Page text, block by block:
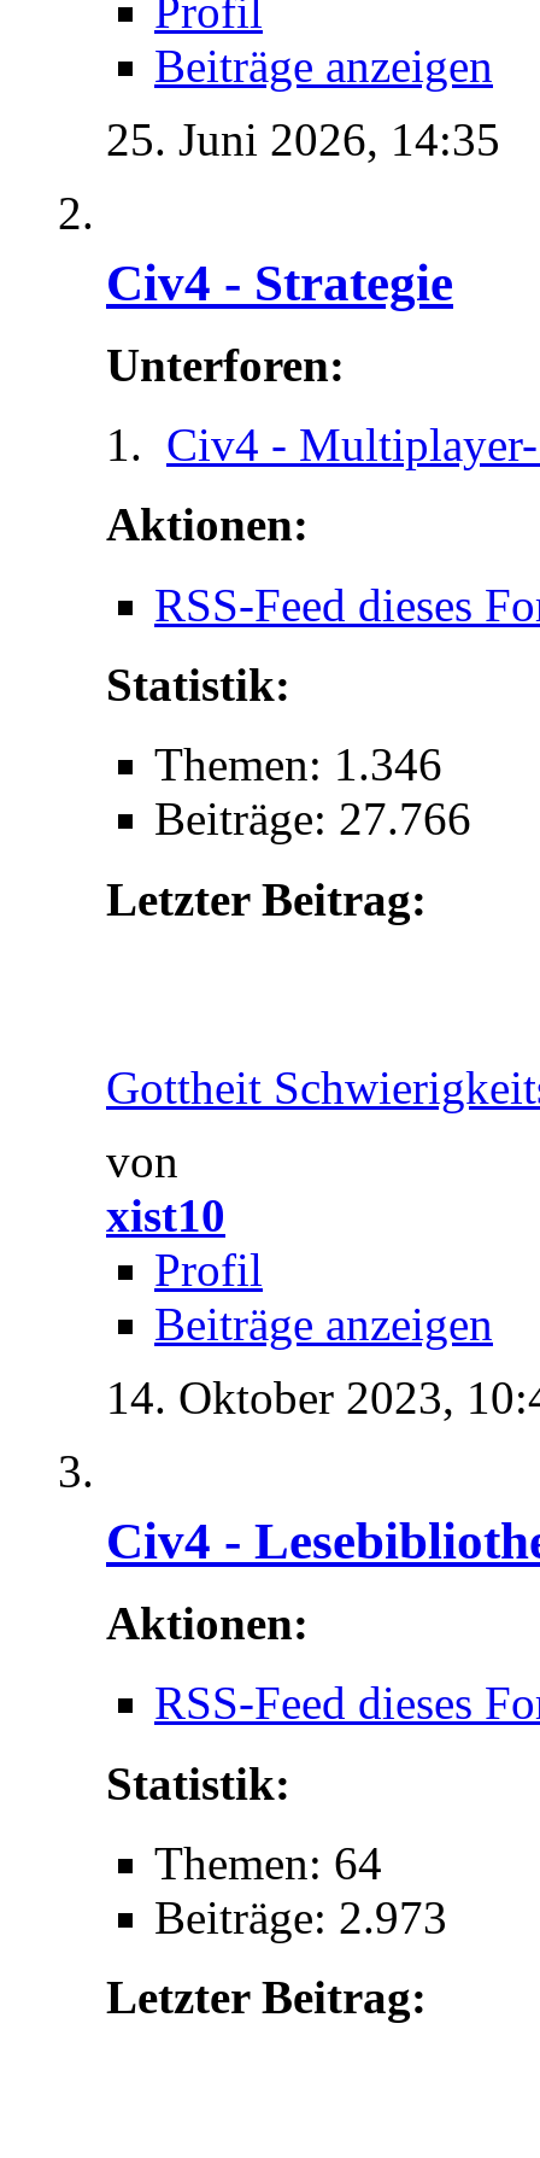
Profil
Beiträge anzeigen
25. Juni 2026, 14:35
Civ4 - Strategie
Unterforen:
Civ4 -
Aktionen:
RSS-Feed dieses
Statistik:
Themen: 1.346
Beiträge: 27.766
Letzter Beitrag:
Gottheit
von
xist10
Profil
Beiträge anzeigen
14. Oktober 2023,
Civ4 -
Aktionen:
RSS-Feed dieses
Statistik:
Themen: 64
Beiträge: 2.973
Letzter Beitrag: